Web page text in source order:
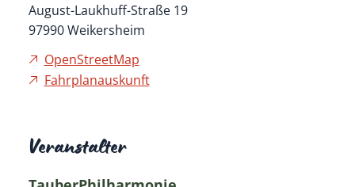
August-Laukhuff-Straße 19
97990 Weikersheim
OpenStreetMap
Fahrplanauskunft
Veranstalter